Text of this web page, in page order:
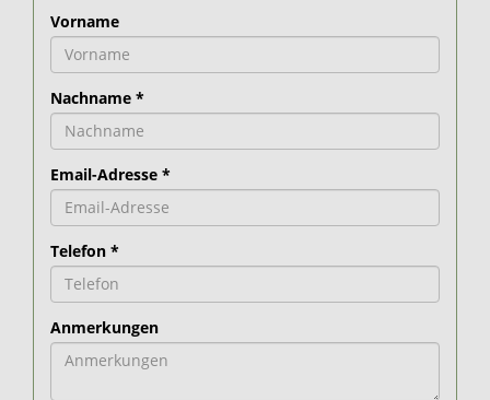
Vorname
Nachname *
Email-Adresse *
Telefon *
Anmerkungen